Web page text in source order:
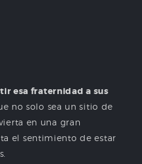
esa fraternidad a sus
no solo sea un sitio de
en una gran
el sentimiento de estar